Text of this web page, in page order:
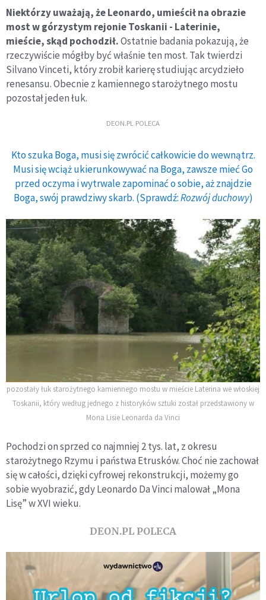
Niektórzy uważają, że Leonardo, umieścił na obrazie
most w górzystym rejonie Toskanii - Laterinie,
mieście, skąd pochodził.Ostatnie badania pokazują, że
rzeczywiście mógłby być właśnie ten most. Tak twierdzi
Silvano Vinceti, który zrobił karierę studiując arcydzieło
renesansu. Obecnie z kamiennego starożytnego mostu
pozostał jeden łuk.
DEON.PL POLECA
Kto szuka Boga, musi się zwrócić całkowicie do wewnątrz.
Musi się wciąż ukierunkowywać na Boga, zawsze mieć Go
przed oczyma i wytrwale zapominać o sobie, aż znajdzie
Boga, swój prawdziwy skarb. (Sprawdź:Rozwój duchowy)
pozostały łuk starożytnego kamiennego mostu w mieście Laterina we włoskiej
Toskanii, który według jednego z historyków sztuki został przedstawiony w
Mona Lisie Leonarda da Vinci
Pochodzi on sprzed co najmniej 2 tys. lat, z okresu
starożytnego Rzymu i państwa Etrusków. Choć nie zachował
się w całości, dzięki cyfrowej rekonstrukcji, możemy go
sobie wyobrazić, gdy Leonardo Da Vinci malował „Mona
Lisę” w XVI wieku.
DEON.PL POLECA